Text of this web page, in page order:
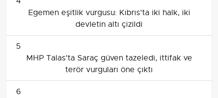
Egemen eşitlik vurgusu: Kıbrıs'ta iki halk, iki
devletin altı çizildi
5
MHP Talas'ta Saraç güven tazeledi, ittifak ve
terör vurguları öne çıktı
6